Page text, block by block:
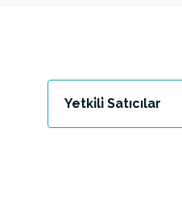
Yetki̇li̇ Satıcılar